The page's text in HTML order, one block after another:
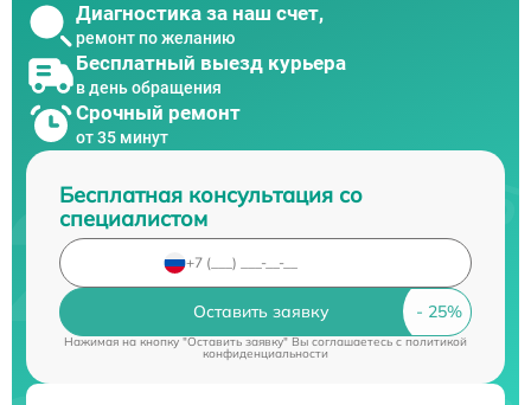
Диагностика за наш счет,
ремонт по желанию
Бесплатный выезд курьера
в день обращения
Срочный ремонт
от 35 минут
Бесплатная консультация со
специалистом
Оставить заявку
Нажимая на кнопку "Оставить заявку" Вы соглашаетесь cполитикой
конфиденциальности